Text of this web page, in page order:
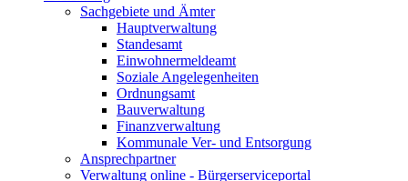
Sachgebiete und Ämter
Hauptverwaltung
Standesamt
Einwohnermeldeamt
Soziale Angelegenheiten
Ordnungsamt
Bauverwaltung
Finanzverwaltung
Kommunale Ver- und Entsorgung
Ansprechpartner
Verwaltung online - Bürgerserviceportal